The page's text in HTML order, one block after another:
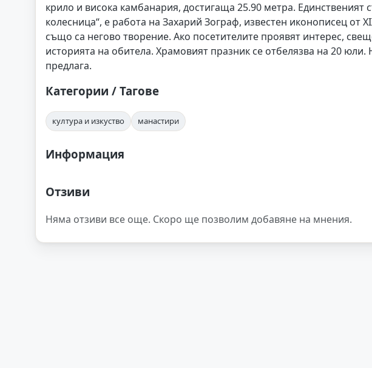
крило и висока камбанария, достигаща 25.90 метра. Единственият
колесница“, е работа на Захарий Зограф, известен иконописец от
също са негово творение. Ако посетителите проявят интерес,
историята на обитела. Храмовият празник се отбелязва на 20 юли.
предлага.
Категории / Тагове
култура и изкуство манастири
Информация
Отзиви
Няма отзиви все още. Скоро ще позволим добавяне на мнения.